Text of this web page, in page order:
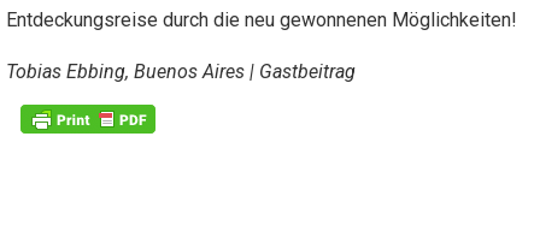
Entdeckungsreise durch die neu gewonnenen Möglichkeiten!
Tobias Ebbing, Buenos Aires | Gastbeitrag